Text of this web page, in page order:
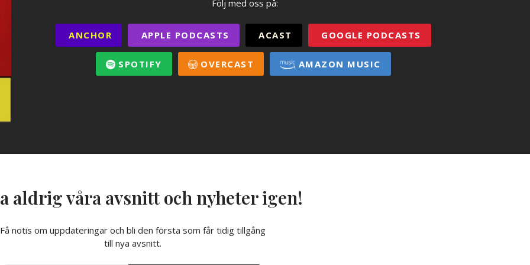
Följ med oss på:
ANCHOR APPLE PODCASTS ACAST GOOGLE PODCASTS
SPOTIFY OVERCAST AMAZON MUSIC
aldrig våra avsnitt och nyheter igen!
Få notis om uppdateringar och bli den första som får tidig tillgång
till nya avsnitt.